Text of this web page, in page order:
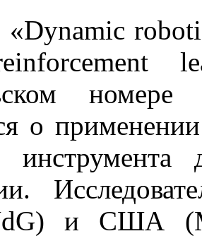
«Dynamic
о
и США